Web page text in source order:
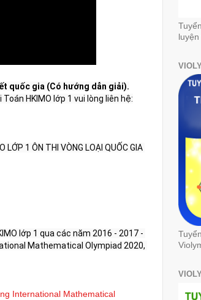
quốc gia (Có hướng dẫn giải).
HKIMO lớp 1 vui lòng liên hệ:
LỚP 1 ÔN THI VÒNG LOẠI QUỐC GIA
lớp 1 qua các năm 2016 - 2017 -
Mathematical Olympiad 2020,
International Mathematical